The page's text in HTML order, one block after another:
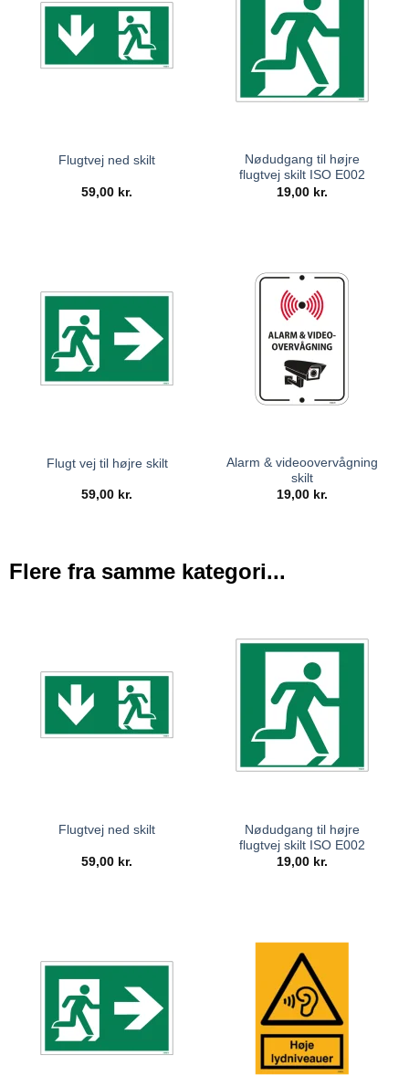
Flugtvej ned skilt
59,00 kr.
Nødudgang til højre
flugtvej skilt ISO E002
19,00 kr.
Flugt vej til højre skilt
59,00 kr.
Alarm & videoovervågning
skilt
19,00 kr.
Flere fra samme kategori...
Flugtvej ned skilt
59,00 kr.
Nødudgang til højre
flugtvej skilt ISO E002
19,00 kr.